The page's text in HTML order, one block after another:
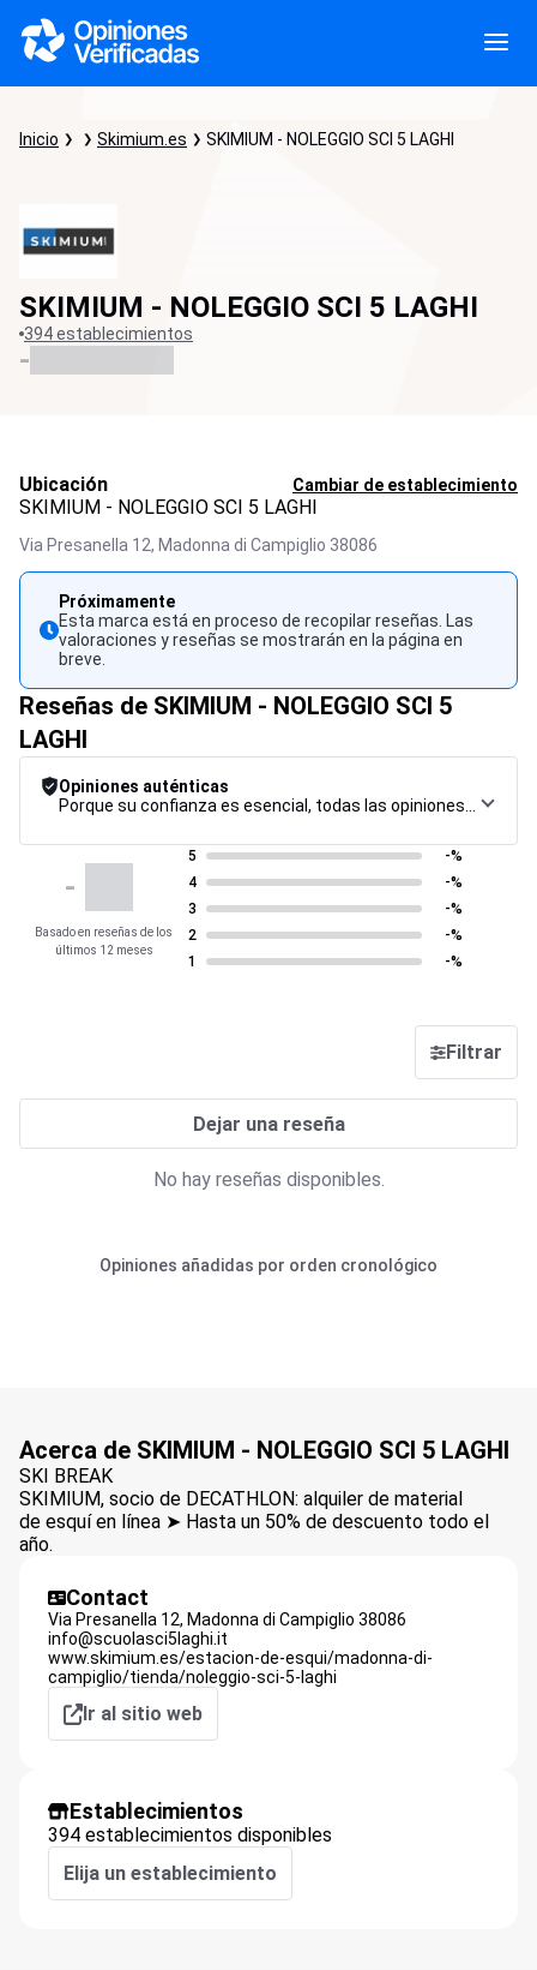
Inicio Skimium.es SKIMIUM - NOLEGGIO SCI 5 LAGHI
SKIMIUM - NOLEGGIO SCI 5 LAGHI
394 establecimientos
-
Ubicación Cambiar de establecimiento
SKIMIUM - NOLEGGIO SCI 5 LAGHI
Via Presanella 12, Madonna di Campiglio 38086
Próximamente
Esta marca está en proceso de recopilar reseñas. Las
valoraciones y reseñas se mostrarán en la página en
breve.
Reseñas de SKIMIUM - NOLEGGIO SCI 5
LAGHI
Opiniones auténticas
-
Basado en reseñas de los
últimos 12 meses
5
-%
4
-%
3
-%
2
-%
1
-%
Filtrar
Dejar una reseña
No hay reseñas disponibles.
Opiniones añadidas por orden cronológico
Acerca de SKIMIUM - NOLEGGIO SCI 5 LAGHI
SKI BREAK
SKIMIUM, socio de DECATHLON: alquiler de material
de esquí en línea ➤ Hasta un 50% de descuento todo el
año.
Contact
Via Presanella 12, Madonna di Campiglio 38086
info@scuolasci5laghi.it
www.skimium.es/estacion-de-esqui/madonna-di-
campiglio/tienda/noleggio-sci-5-laghi
Ir al sitio web
Establecimientos
394 establecimientos disponibles
Elija un establecimiento